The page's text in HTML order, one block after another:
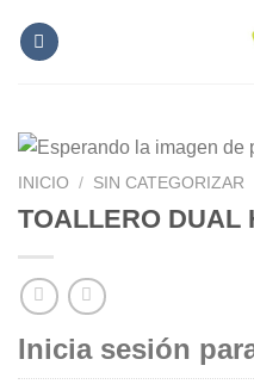
INICIO / SIN CATEGORIZAR
TOALLERO DUAL
Inicia sesión